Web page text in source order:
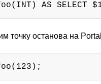
foo(INT) AS SELECT
точку останова на
foo(123);